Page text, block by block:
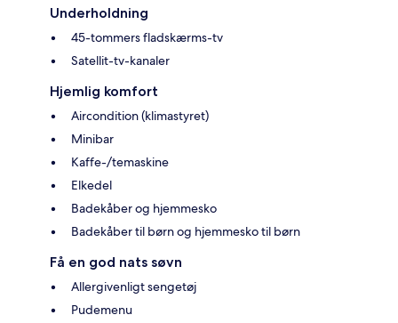
Underholdning
45-tommers fladskærms-tv
Satellit-tv-kanaler
Hjemlig komfort
Aircondition (klimastyret)
Minibar
Kaffe-/temaskine
Elkedel
Badekåber og hjemmesko
Badekåber til børn og hjemmesko til børn
Få en god nats søvn
Allergivenligt sengetøj
Pudemenu